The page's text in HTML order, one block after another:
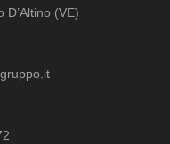
D’Altino (VE)